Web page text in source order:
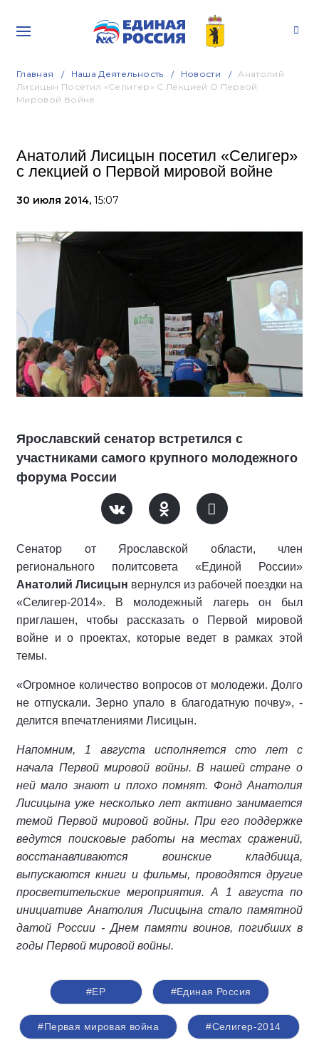
Главная Наша Деятельность Новости
Анатолий
Лисицын Посетил «Селигер» С Лекцией О Первой
Мировой Войне
Анатолий Лисицын посетил «Селигер»
с лекцией о Первой мировой войне
30 июля 2014, 15:07
Ярославский сенатор встретился с
участниками самого крупного молодежного
форума России
Сенатор от Ярославской области, член
регионального политсовета «Единой России»
Анатолий Лисицын вернулся из рабочей поездки на
«Селигер-2014». В молодежный лагерь он был
приглашен, чтобы рассказать о Первой мировой
войне и о проектах, которые ведет в рамках этой
темы.
«Огромное количество вопросов от молодежи. Долго
не отпускали. Зерно упало в благодатную почву», -
делится впечатлениями Лисицын.
Напомним, 1 августа исполняется сто лет с
начала Первой мировой войны. В нашей стране о
ней мало знают и плохо помнят. Фонд Анатолия
Лисицына уже несколько лет активно занимается
темой Первой мировой войны. При его поддержке
ведутся поисковые работы на местах сражений,
восстанавливаются воинские кладбища,
выпускаются книги и фильмы, проводятся другие
просветительские мероприятия. А 1 августа по
инициативе Анатолия Лисицына стало памятной
датой России - Днем памяти воинов, погибших в
годы Первой мировой войны.
#ЕР #Единая Россия
#Первая мировая война #Селигер-2014